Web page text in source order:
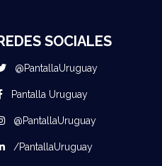
SOCIALES
@PantallaUruguay
Pantalla Uruguay
@PantallaUruguay
/PantallaUruguay